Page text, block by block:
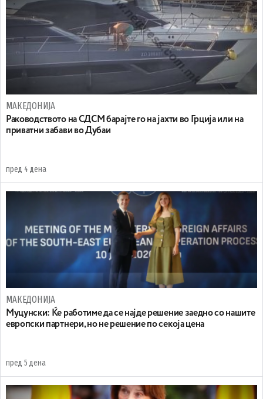
МАКЕДОНИЈА
Раководството на СДСМ барајте го на јахти во Грција или на
приватни забави во Дубаи
пред 4 дена
МАКЕДОНИЈА
Муцунски: Ќе работиме да се најде решение заедно со нашите
европски партнери, но не решение по секоја цена
пред 5 дена